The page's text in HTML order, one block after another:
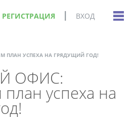
РЕГИСТРАЦИЯ ВХОД
ПЛАН УСПЕХА НА ГРЯДУЩИЙ ГОД!
ОФИС:
успеха на